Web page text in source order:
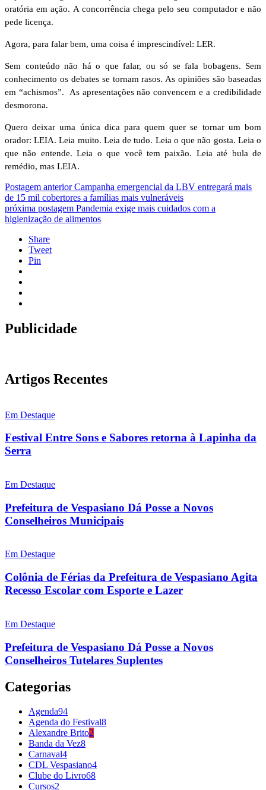
oratória em ação. A concorrência chega pelo seu computador e não
pede licença.
Agora, para falar bem, uma coisa é imprescindível: LER.
Sem conteúdo não há o que falar, ou só se fala bobagens. Sem
conhecimento os debates se tornam rasos. As opiniões são baseadas
em “achismos”. As apresentações não convencem e a credibilidade
desmorona.
Quero deixar uma única dica para quem quer se tornar um bom
orador: LEIA. Leia muito. Leia de tudo. Leia o que não gosta. Leia o
que não entende. Leia o que você tem paixão. Leia até bula de
remédio, mas LEIA.
Postagem anterior Campanha emergencial da LBV entregará mais
de 15 mil cobertores a famílias mais vulneráveis
próxima postagem Pandemia exige mais cuidados com a
higienização de alimentos
Share
Tweet
Pin
Publicidade
Artigos Recentes
Em Destaque
Festival Entre Sons e Sabores retorna à Lapinha da
Serra
Em Destaque
Prefeitura de Vespasiano Dá Posse a Novos
Conselheiros Municipais
Em Destaque
Colônia de Férias da Prefeitura de Vespasiano Agita
Recesso Escolar com Esporte e Lazer
Em Destaque
Prefeitura de Vespasiano Dá Posse a Novos
Conselheiros Tutelares Suplentes
Categorias
Agenda94
Agenda do Festival8
Alexandre Brito2
Banda da Vez8
Carnaval4
CDL Vespasiano4
Clube do Livro68
Cursos2